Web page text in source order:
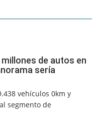
de autos en
sería
vehículos 0km y
segmento de